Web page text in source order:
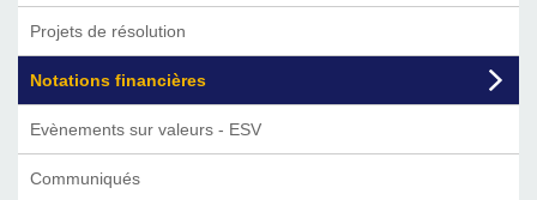
Projets de résolution
Notations financières
Evènements sur valeurs - ESV
Communiqués